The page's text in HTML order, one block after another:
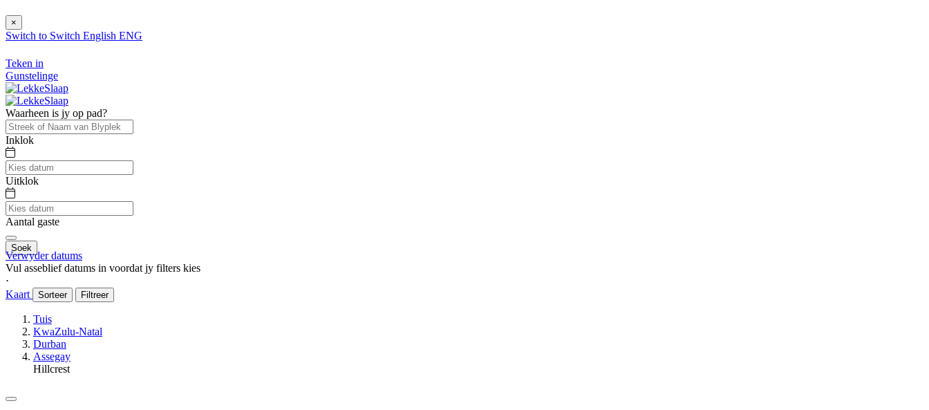
×
Switch to Switch English ENG
Teken in
Gunstelinge
Waarheen is jy op pad?
Inklok
Uitklok
Aantal gaste
Soek
Verwyder datums
Vul asseblief datums in voordat jy filters kies
⋅
Kaart
Sorteer Filtreer
Tuis
KwaZulu-Natal
Durban
Assegay
Hillcrest